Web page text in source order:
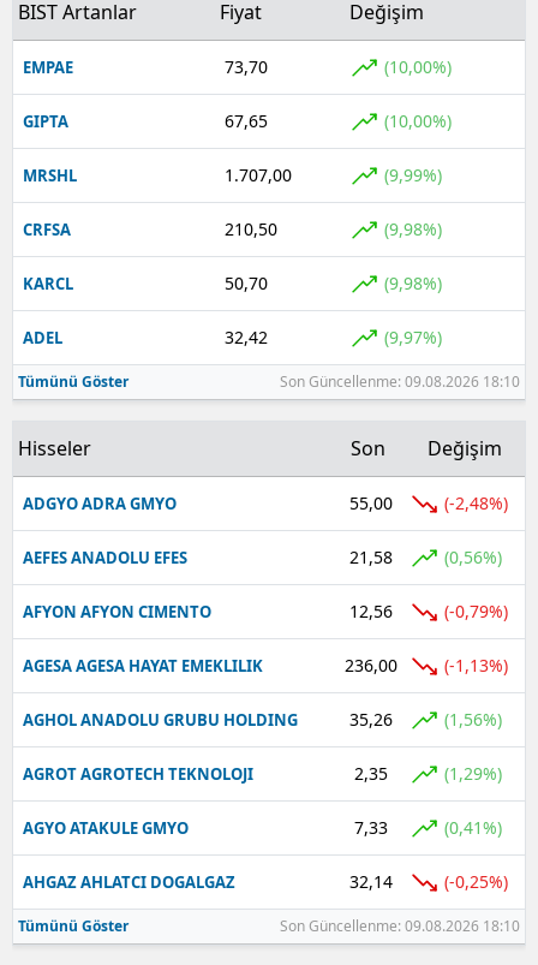
BIST Artanlar Fiyat Değişim
EMPAE 73,70 (10,00%)
GIPTA 67,65 (10,00%)
MRSHL 1.707,00 (9,99%)
CRFSA 210,50 (9,98%)
KARCL 50,70 (9,98%)
ADEL 32,42 (9,97%)
Tümünü Göster Son Güncellenme: 09.08.2026 18:10
Hisseler Son Değişim
ADGYO ADRA GMYO 55,00 (-2,48%)
AEFES ANADOLU EFES 21,58 (0,56%)
AFYON AFYON CIMENTO 12,56 (-0,79%)
AGESA AGESA HAYAT EMEKLILIK 236,00 (-1,13%)
AGHOL ANADOLU GRUBU HOLDING 35,26 (1,56%)
AGROT AGROTECH TEKNOLOJI 2,35 (1,29%)
AGYO ATAKULE GMYO 7,33 (0,41%)
AHGAZ AHLATCI DOGALGAZ 32,14 (-0,25%)
Tümünü Göster Son Güncellenme: 09.08.2026 18:10